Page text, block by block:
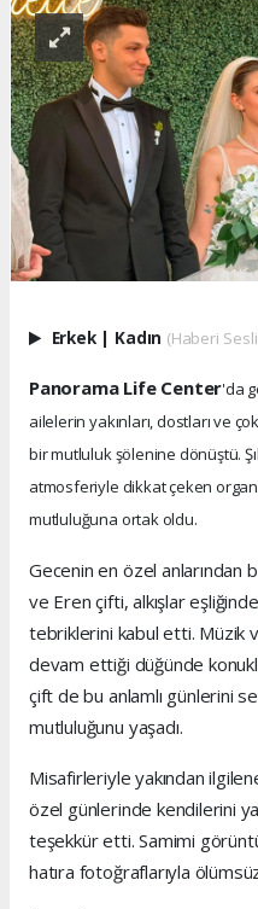
Erkek | Kadın (Haberi
Panorama Life Center'da
ailelerin yakınları, dostları ve
bir mutluluk şölenine dönüştü.
atmosferiyle dikkat çeken
mutluluğuna ortak oldu.
Gecenin en özel anlarından
ve Eren çifti, alkışlar
tebriklerini kabul etti. Müzik
devam ettiği düğünde
çift de bu anlamlı günlerini
mutluluğunu yaşadı.
Misafirleriyle yakından
özel günlerinde kendilerini
teşekkür etti. Samimi
hatıra fotoğraflarıyla